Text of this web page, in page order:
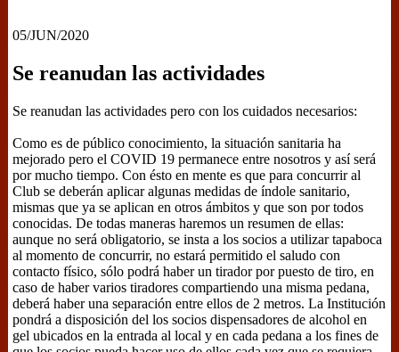
05/JUN/2020
Se reanudan las actividades
Se reanudan las actividades pero con los cuidados necesarios:
Como es de público conocimiento, la situación sanitaria ha
mejorado pero el COVID 19 permanece entre nosotros y así será
por mucho tiempo. Con ésto en mente es que para concurrir al
Club se deberán aplicar algunas medidas de índole sanitario,
mismas que ya se aplican en otros ámbitos y que son por todos
conocidas. De todas maneras haremos un resumen de ellas:
aunque no será obligatorio, se insta a los socios a utilizar tapaboca
al momento de concurrir, no estará permitido el saludo con
contacto físico, sólo podrá haber un tirador por puesto de tiro, en
caso de haber varios tiradores compartiendo una misma pedana,
deberá haber una separación entre ellos de 2 metros. La Institución
pondrá a disposición del los socios dispensadores de alcohol en
gel ubicados en la entrada al local y en cada pedana a los fines de